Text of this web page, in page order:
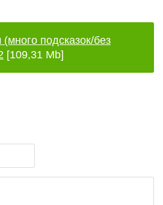
подсказок/без
[109,31 Mb]